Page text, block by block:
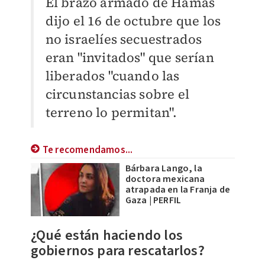
dijo el 16 de octubre que los
no israelíes secuestrados
eran "invitados" que serían
liberados "cuando las
circunstancias sobre el
terreno lo permitan".
Te recomendamos...
Bárbara Lango, la
doctora mexicana
atrapada en la Franja de
Gaza | PERFIL
¿Qué están haciendo los
gobiernos para rescatarlos?